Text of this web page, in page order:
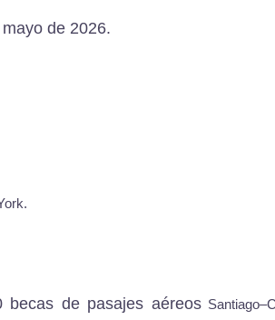
de 2026.
becas de pasajes aéreos